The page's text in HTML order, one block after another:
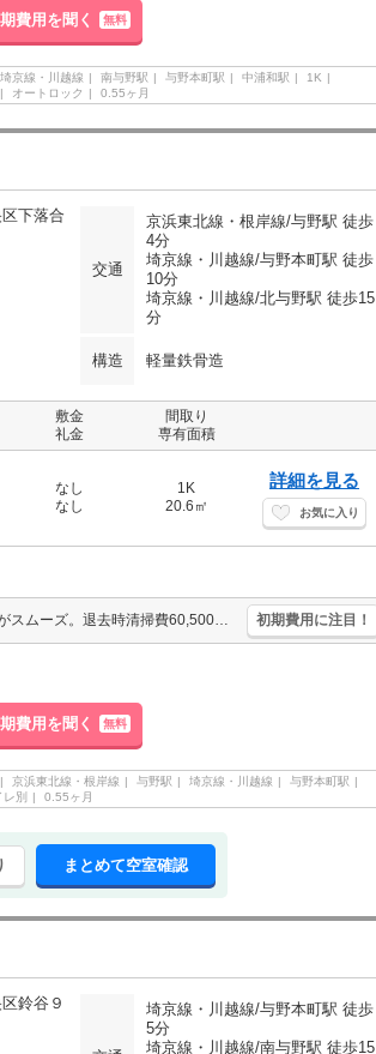
費用を聞く 無料
埼京線・川越線 南与野駅 与野本町駅 中浦和駅
1K
オートロック 0.55ヶ月
下落合
交通
京浜東北線・根岸線/与野駅 徒歩
4分
埼京線・川越線/与野本町駅 徒歩
10分
埼京線・川越線/北与野駅 徒歩15
分
構造 軽量鉄骨造
敷金
礼金
間取り
専有面積
なし
なし
1K
20.6㎡
詳細を見る
お気に入り
経済的な都市ガス使用。室内洗濯機置場。通勤、通学がスムーズ。退去時清掃費60,500円。TVモニター付インターホン。室内に洗濯機置場あり。ファミリーマートへ320m。 初期費用に注目！
費用を聞く 無料
京浜東北線・根岸線 与野駅 埼京線・川越線
与野本町駅
レ別 0.55ヶ月
まとめて空室確認
鈴谷９
埼京線・川越線/与野本町駅 徒歩
5分
埼京線・川越線/南与野駅 徒歩15